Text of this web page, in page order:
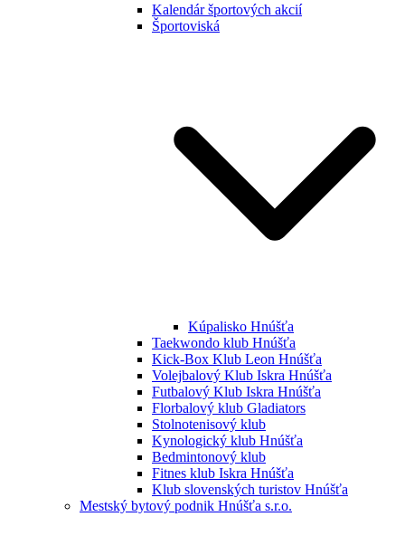
Kalendár športových akcií
Športoviská
Kúpalisko Hnúšťa
Taekwondo klub Hnúšťa
Kick-Box Klub Leon Hnúšťa
Volejbalový Klub Iskra Hnúšťa
Futbalový Klub Iskra Hnúšťa
Florbalový klub Gladiators
Stolnotenisový klub
Kynologický klub Hnúšťa
Bedmintonový klub
Fitnes klub Iskra Hnúšťa
Klub slovenských turistov Hnúšťa
Mestský bytový podnik Hnúšťa s.r.o.